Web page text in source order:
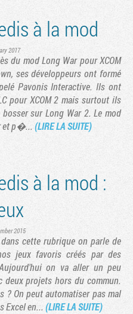
à la mod
2017
du mod Long War pour XCOM
ses développeurs ont formé
Pavonis Interactive. Ils ont
pour XCOM 2 mais surtout ils
sur Long War 2. Le mod
et p�... (LIRE LA SUITE)
à la mod :
2015
cette rubrique on parle de
jeux favoris créés par des
on va aller un peu
deux projets hors du commun.
? On peut automatiser pas mal
Excel en...(LIRE LA SUITE)